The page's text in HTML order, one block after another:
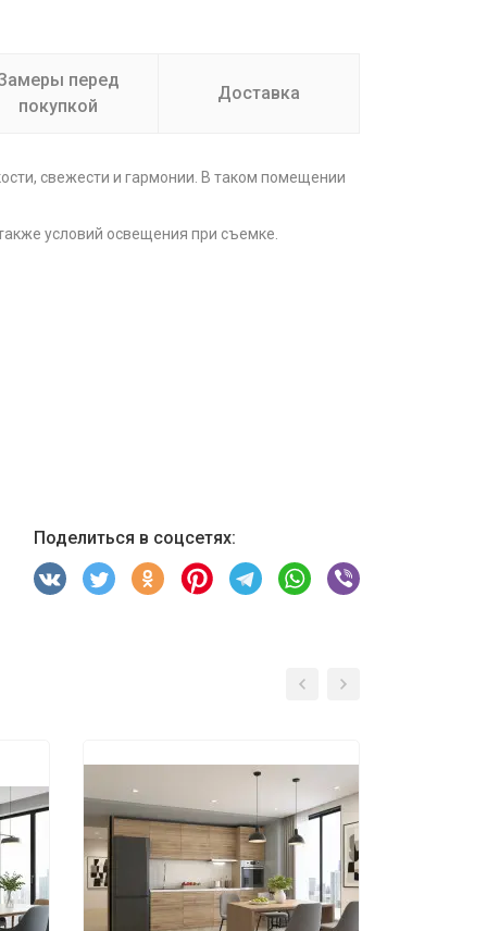
перед
покупкой
Доставка
свежести и гармонии. В таком помещении
условий освещения при съемке.
Поделиться в соцсетях: